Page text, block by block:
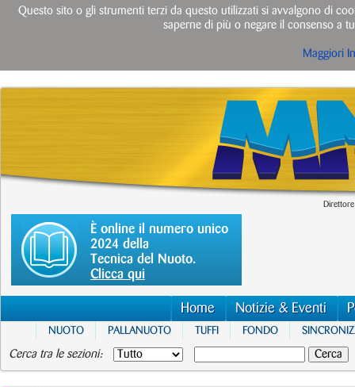
È online il numero unico
2024 della
Tecnica del Nuoto.
Clicca qui
Home Notizie & Eventi
NUOTO PALLANUOTO TUFFI FONDO
Cerca tra le sezioni:
Questo sito o gli strumenti terzi da questo utilizzati si avvalgono di
saperne di più o negare il consenso a
Maggiori